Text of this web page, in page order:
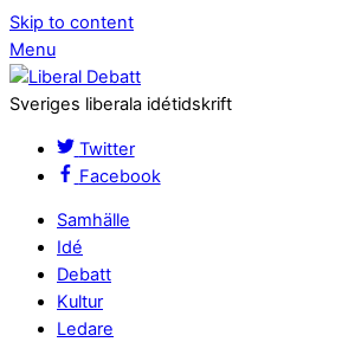
Skip to content
Menu
Sveriges liberala idétidskrift
Twitter
Facebook
Samhälle
Idé
Debatt
Kultur
Ledare